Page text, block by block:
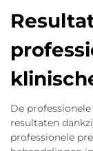
De
resultaten
professionele